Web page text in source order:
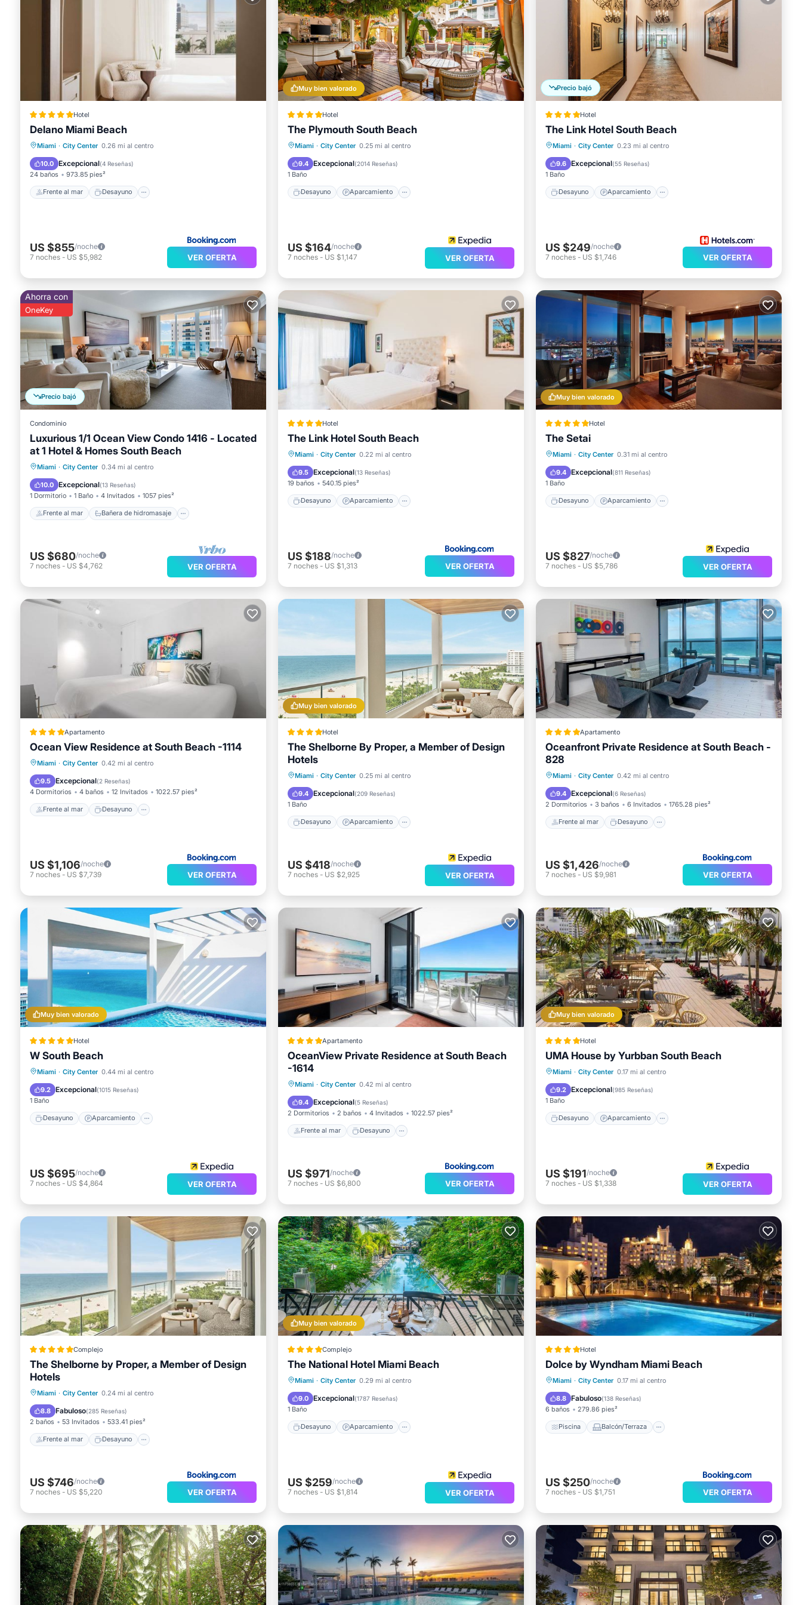
cambio de sábanas. Se ofrece servicio de limpieza una vez por estancia.
Hotel
Delano Miami Beach
Miami · City Center 0.26 mi al centro
10.0 Excepcional(4 Reseñas)
24 baños 973.85 pies²
Frente al mar Desayuno
Frente al mar
Desayuno
Aparcamiento
US $855/noche
7 noches - US $5,982 VER OFERTA
Muy bien valorado
Hotel
The Plymouth South Beach
Miami · City Center 0.25 mi al centro
9.4 Excepcional(2014 Reseñas)
1 Baño
Desayuno Aparcamiento
Desayuno Aparcamiento
Spa
US $164/noche
7 noches - US $1,147 VER OFERTA
Precio bajó
Hotel
The Link Hotel South Beach
Miami · City Center 0.23 mi al centro
9.6 Excepcional(55 Reseñas)
1 Baño
Desayuno Aparcamiento
Desayuno
Aparcamiento
Vista al mar
US $249/noche
7 noches - US $1,746 VER OFERTA
Precio bajó
Ahorra con
OneKey
Condominio
Luxurious 1/1 Ocean View Condo 1416 - Located
at 1 Hotel & Homes South Beach
Miami · City Center 0.34 mi al centro
10.0 Excepcional(13 Reseñas)
1 Dormitorio 1 Baño 4 Invitados 1057 pies²
Frente al mar Bañera de hidromasaje
Frente al mar
Bañera de hidromasaje
Piscina
Vista al mar
US $680/noche
7 noches - US $4,762 VER OFERTA
Hotel
The Link Hotel South Beach
Miami · City Center 0.22 mi al centro
9.5 Excepcional(13 Reseñas)
19 baños 540.15 pies²
Desayuno Aparcamiento
Desayuno
Aparcamiento
Balcón/Terraza
US $188/noche
7 noches - US $1,313 VER OFERTA
Muy bien valorado
Hotel
The Setai
Miami · City Center 0.31 mi al centro
9.4 Excepcional(811 Reseñas)
1 Baño
Desayuno Aparcamiento
Desayuno Aparcamiento
Spa
US $827/noche
7 noches - US $5,786 VER OFERTA
Apartamento
Ocean View Residence at South Beach -1114
Miami · City Center 0.42 mi al centro
9.5 Excepcional(2 Reseñas)
4 Dormitorios 4 baños 12 Invitados 1022.57 pies²
Frente al mar Desayuno
Frente al mar
Desayuno
Aparcamiento
US $1,106/noche
7 noches - US $7,739 VER OFERTA
Muy bien valorado
Hotel
The Shelborne By Proper, a Member of Design
Hotels
Miami · City Center 0.25 mi al centro
9.4 Excepcional(209 Reseñas)
1 Baño
Desayuno Aparcamiento
Desayuno Aparcamiento
Vista al mar
US $418/noche
7 noches - US $2,925 VER OFERTA
Apartamento
Oceanfront Private Residence at South Beach -
828
Miami · City Center 0.42 mi al centro
9.4 Excepcional(6 Reseñas)
2 Dormitorios 3 baños 6 Invitados 1765.28 pies²
Frente al mar Desayuno
Frente al mar
Desayuno
Aparcamiento
US $1,426/noche
7 noches - US $9,981 VER OFERTA
Muy bien valorado
Hotel
W South Beach
Miami · City Center 0.44 mi al centro
9.2 Excepcional(1015 Reseñas)
1 Baño
Desayuno Aparcamiento
Desayuno Aparcamiento
Spa
US $695/noche
7 noches - US $4,864 VER OFERTA
Apartamento
OceanView Private Residence at South Beach
-1614
Miami · City Center 0.42 mi al centro
9.4 Excepcional(5 Reseñas)
2 Dormitorios 2 baños 4 Invitados 1022.57 pies²
Frente al mar Desayuno
Frente al mar
Desayuno
Aparcamiento
US $971/noche
7 noches - US $6,800 VER OFERTA
Muy bien valorado
Hotel
UMA House by Yurbban South Beach
Miami · City Center 0.17 mi al centro
9.2 Excepcional(985 Reseñas)
1 Baño
Desayuno Aparcamiento
Desayuno Aparcamiento
Balcón/Terraza
US $191/noche
7 noches - US $1,338 VER OFERTA
Complejo
The Shelborne by Proper, a Member of Design
Hotels
Miami · City Center 0.24 mi al centro
8.8 Fabuloso(285 Reseñas)
2 baños 53 Invitados 533.41 pies²
Frente al mar Desayuno
Frente al mar
Desayuno
Aparcamiento
US $746/noche
7 noches - US $5,220 VER OFERTA
Muy bien valorado
Complejo
The National Hotel Miami Beach
Miami · City Center 0.29 mi al centro
9.0 Excepcional(1787 Reseñas)
1 Baño
Desayuno Aparcamiento
Desayuno Aparcamiento
Spa
US $259/noche
7 noches - US $1,814 VER OFERTA
Hotel
Dolce by Wyndham Miami Beach
Miami · City Center 0.17 mi al centro
8.8 Fabuloso(138 Reseñas)
6 baños 279.86 pies²
Piscina Balcón/Terraza
Piscina Balcón/Terraza
Aire acondicionado
US $250/noche
7 noches - US $1,751 VER OFERTA